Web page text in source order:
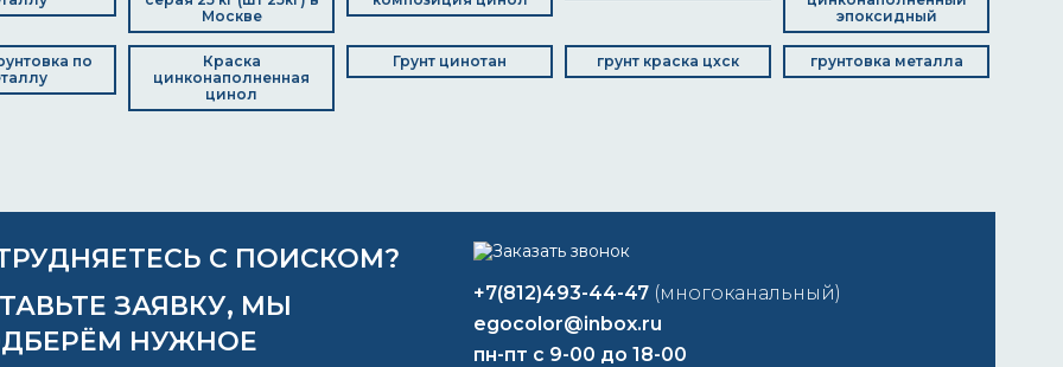
Москве
эпоксидный
по
Краска
цинконаполненная
цинол
Грунт цинотан грунт краска цхск грунтовка металла
С ПОИСКОМ?
ЗАЯВКУ, МЫ
НУЖНОЕ
+7(812)493-44-47 (многоканальный)
egocolor@inbox.ru
пн-пт с 9-00 до 18-00